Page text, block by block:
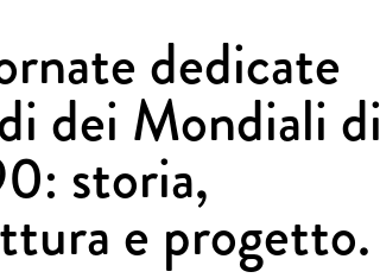
dedicate
dei Mondiali di
storia,
e progetto.